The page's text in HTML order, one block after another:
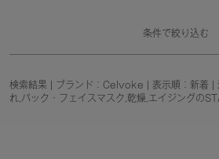
条件で絞り込む
検索結果 | ブランド：Celvoke | 表示順：新着 |
れ,パック・フェイスマスク,乾燥,エイジングの